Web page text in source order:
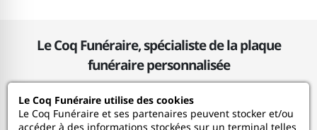
Le Coq Funéraire, spécialiste de la plaque
funéraire personnalisée
Le Coq Funéraire
Le Coq Funéraire utilise des cookies
Le Coq Funéraire et ses partenaires peuvent stocker et/ou
accéder à des informations stockées sur un terminal telles